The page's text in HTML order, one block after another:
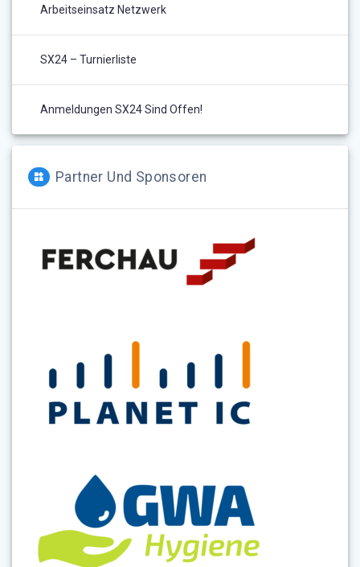
Arbeitseinsatz Netzwerk
SX24 – Turnierliste
Anmeldungen SX24 Sind Offen!
Partner Und Sponsoren